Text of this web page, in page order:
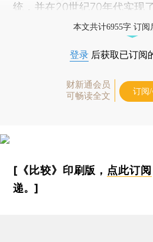
统，并在20世纪70年代实现
本文共计6955字 订阅
登录 后获取已订阅
财新通会员
可畅读全文
订阅
[《比较》印刷版， 点此订阅
递。]